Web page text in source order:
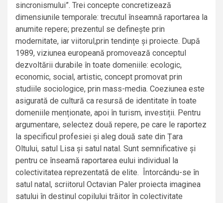
sincronismului”. Trei concepte concretizează
dimensiunile temporale: trecutul înseamnă raportarea la
anumite repere; prezentul se definește prin
modernitate, iar viitorul,prin tendințe și proiecte. După
1989, viziunea europeană promovează conceptul
dezvoltării durabile în toate domeniile: ecologic,
economic, social, artistic, concept promovat prin
studiile sociologice, prin mass-media. Coeziunea este
asigurată de cultură ca resursă de identitate în toate
domeniile menționate, apoi în turism, investiții. Pentru
argumentare, selectez două repere, pe care le raportez
la specificul profesiei și aleg două sate din Țara
Oltului, satul Lisa și satul natal. Sunt semnificative și
pentru ce înseamă raportarea eului individual la
colectivitatea reprezentată de elite. Întorcându-se în
satul natal, scriitorul Octavian Paler proiecta imaginea
satului în destinul copilului trăitor în colectivitate